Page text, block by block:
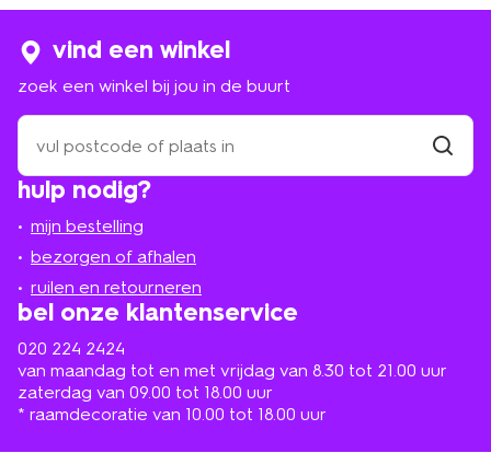
hulp nodig?
mijn bestelling
bezorgen of afhalen
ruilen en retourneren
bel onze klantenservice
020 224 2424
van maandag tot en met vrijdag van 8.30 tot 21.00 uur
zaterdag van 09.00 tot 18.00 uur
* raamdecoratie van 10.00 tot 18.00 uur
vind een winkel
zoek een winkel bij jou in de buurt
zoek
een
winkel
bij
in
de
buurt